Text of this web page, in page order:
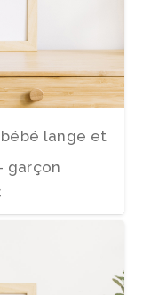
lange et
garçon